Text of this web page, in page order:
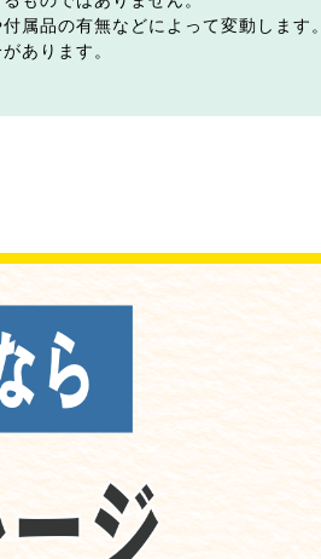
属品の有無などによって変動します。
あります。